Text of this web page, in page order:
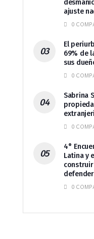
ajuste
0
El
69% de
sus
0
Sabrina
0
4°
Latina y
construir
0